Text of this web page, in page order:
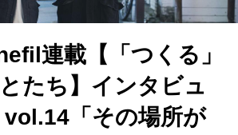
連載【「つくる」
たち】インタビュ
vol.14「その場所が